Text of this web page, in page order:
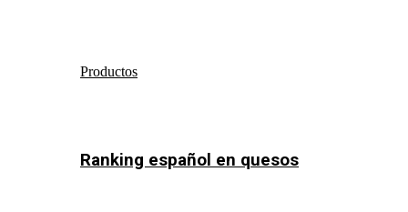
Productos
Ranking español en quesos